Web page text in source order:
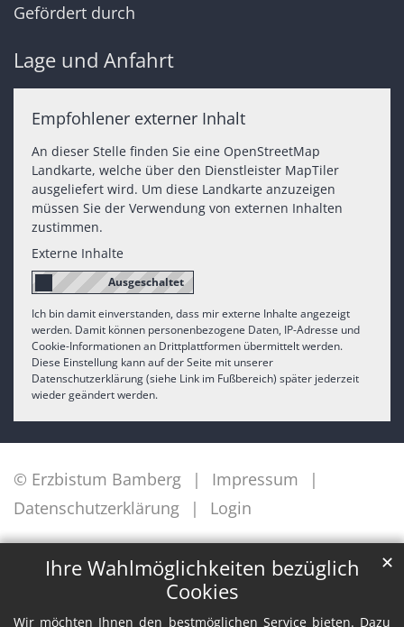
Ihre Wahlmöglichkeiten bezüglich
Cookies
Wir möchten Ihnen den bestmöglichen Service bieten. Dazu
✕
Gefördert durch
Lage und Anfahrt
Empfohlener externer Inhalt
An dieser Stelle finden Sie eine OpenStreetMap
Landkarte, welche über den Dienstleister MapTiler
ausgeliefert wird. Um diese Landkarte anzuzeigen
müssen Sie der Verwendung von externen Inhalten
zustimmen.
Externe Inhalte
Ich bin damit einverstanden, dass mir externe Inhalte angezeigt
werden. Damit können personenbezogene Daten, IP-Adresse und
Cookie-Informationen an Drittplattformen übermittelt werden.
Diese Einstellung kann auf der Seite mit unserer
Datenschutzerklärung (siehe Link im Fußbereich) später jederzeit
wieder geändert werden.
© Erzbistum Bamberg
Impressum
Datenschutzerklärung
Login